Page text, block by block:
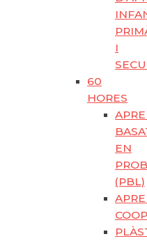
I
60
HORES
EN
(PBL)